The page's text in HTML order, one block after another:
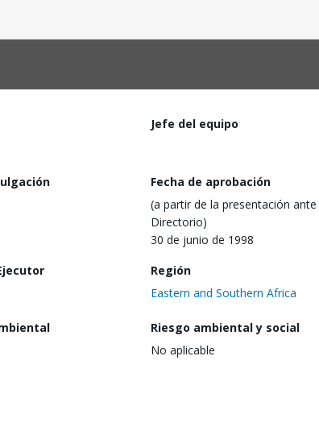
Jefe del equipo
Fecha de aprobación
(a partir de la presentación ante
Directorio)
30 de junio de 1998
Región
Eastern and Southern Africa
Riesgo ambiental y social
No aplicable